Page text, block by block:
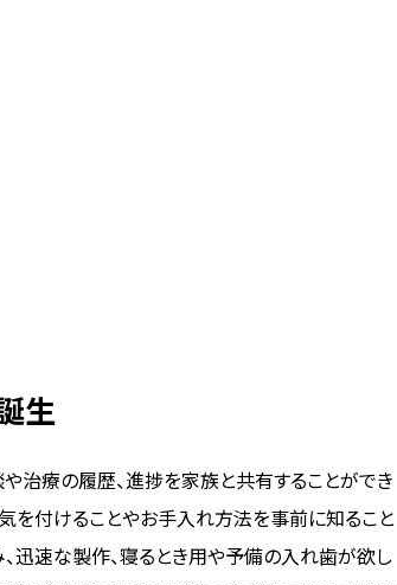
生
治療の履歴、進捗を家族と共有することができ
を付けることやお手入れ方法を事前に知ること
迅速な製作、寝るとき用や予備の入れ歯が欲し